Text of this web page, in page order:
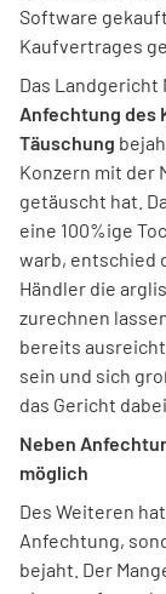
Software
Kaufvertrages
Das Landgericht
Anfechtung des
Täuschung
Konzern mit der
getäuscht hat.
eine 100%ige
warb, entschied
Händler die
zurechnen
bereits
sein und sich
das Gericht
Neben
möglich
Des Weiteren
Anfechtung,
bejaht. Der